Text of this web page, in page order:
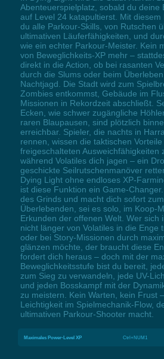
Abenteuerspielplatz, sobald du deine
auf Level 24 katapultierst. Mit
du alle Parkour-Skills, von Rutschen
ultimativen Läuferfähigkeiten, und
wie ein echter Parkour-Meister. Kein
von Beweglichkeits-XP mehr –
direkt in die Action, ob bei rasanten
durch die Slums oder beim
Nachtjagd. Die Stadt wird zum
Zombies entkommst, Gebäude im
Missionen in Rekordzeit abschließt.
Ecken, wie schwer zugängliche
raren Blaupausen, sind plötzlich
erreichbar. Spieler, die nachts in
rennen, wissen die taktischen
freigeschalteten Ausweichfähigkeiten
während Volatiles dich jagen – ein
geschickte Seilrutschenmanöver
Dying Light ohne endloses XP-
ist diese Funktion ein Game-
des Grinds und macht dich sofort
Überlebenden, sei es solo, im Koop-
Erkunden der offenen Welt. Wer sich
nicht länger von Volatiles in die Enge
oder bei Story-Missionen durch
glänzen möchte, der braucht diese
fordert dich heraus – doch mit der
Beweglichkeitsstufe bist du bereit,
zum Sieg zu verwandeln, jede UV-
und jeden Bosskampf mit der
zu meistern. Kein Warten, kein Frust
Leichtigkeit im Spielmechanik-Flow,
ultimativen Parkour-Shooter macht.
Maximales Power-Level XP Ctrl+NUM1